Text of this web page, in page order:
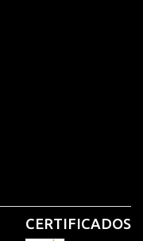
CERTIFICADOS